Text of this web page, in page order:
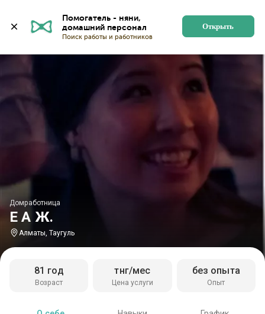
Помогатель - няни,
Поиск работы и работников
Открыть
Е А Ж.
Домработница
Алматы, Таугуль
Возраст
81 год
Цена услуги
тнг/мес
Опыт
без опыта